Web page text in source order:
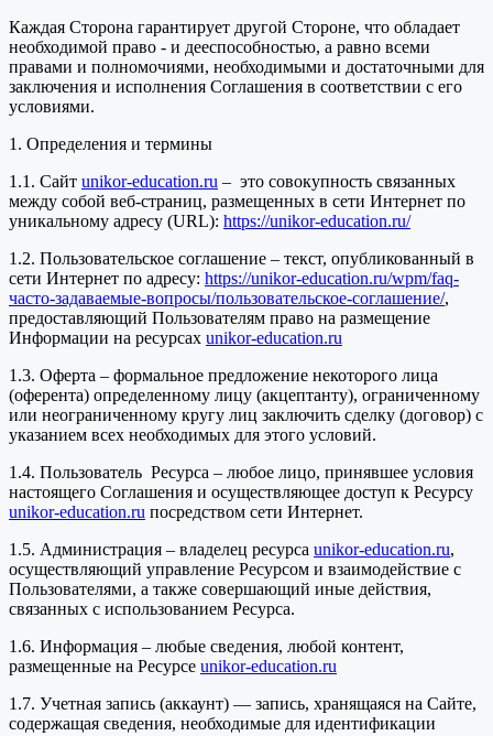
Каждая Сторона гарантирует другой Стороне, что обладает
необходимой право - и дееспособностью, а равно всеми
правами и полномочиями, необходимыми и достаточными для
заключения и исполнения Соглашения в соответствии с его
условиями.
1. Определения и термины
1.1. Сайт unikor-education.ru – это совокупность связанных
между собой веб-страниц, размещенных в сети Интернет по
уникальному адресу (URL): https://unikor-education.ru/
1.2. Пользовательское соглашение – текст, опубликованный в
сети Интернет по адресу: https://unikor-education.ru/wpm/faq-
часто-задаваемые-вопросы/пользовательское-соглашение/,
предоставляющий Пользователям право на размещение
Информации на ресурсах unikor-education.ru
1.3. Оферта – формальное предложение некоторого лица
(оферента) определенному лицу (акцептанту), ограниченному
или неограниченному кругу лиц заключить сделку (договор) с
указанием всех необходимых для этого условий.
1.4. Пользователь Ресурса – любое лицо, принявшее условия
настоящего Соглашения и осуществляющее доступ к Ресурсу
unikor-education.ru посредством сети Интернет.
1.5. Администрация – владелец ресурса unikor-education.ru,
осуществляющий управление Ресурсом и взаимодействие с
Пользователями, а также совершающий иные действия,
связанных с использованием Ресурса.
1.6. Информация – любые сведения, любой контент,
размещенные на Ресурсе unikor-education.ru
1.7. Учетная запись (аккаунт) — запись, хранящаяся на Сайте,
содержащая сведения, необходимые для идентификации